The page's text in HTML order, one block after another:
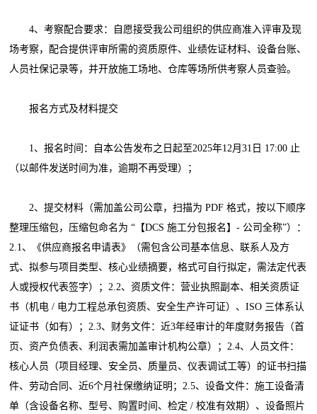
4、考察配合要求：自愿接受我公司组织的供应商准入评审及现
场考察，配合提供评审所需的资质原件、业绩佐证材料、设备台账、
人员社保记录等，并开放施工场地、仓库等场所供考察人员查验。
报名方式及材料提交
1、报名时间：自本公告发布之日起至2025年12月31日 17:00 止
（以邮件发送时间为准，逾期不再受理）；
2、提交材料（需加盖公司公章，扫描为 PDF 格式，按以下顺序
整理压缩包，压缩包命名为 “【DCS 施工分包报名】- 公司全称”）：
2.1、《供应商报名申请表》（需包含公司基本信息、联系人及方
式、拟参与项目类型、核心业绩摘要，格式可自行拟定，需法定代表
人或授权代表签字）；2.2、资质文件：营业执照副本、相关资质证
书（机电 / 电力工程总承包资质、安全生产许可证）、ISO 三体系认
证证书（如有）；2.3、财务文件：近3年经审计的年度财务报告（首
页、资产负债表、利润表需加盖审计机构公章）；2.4、人员文件：
核心人员（项目经理、安全员、质量员、仪表调试工等）的证书扫描
件、劳动合同、近6个月社保缴纳证明；2.5、设备文件：施工设备清
单（含设备名称、型号、购置时间、检定 / 校准有效期）、设备照片